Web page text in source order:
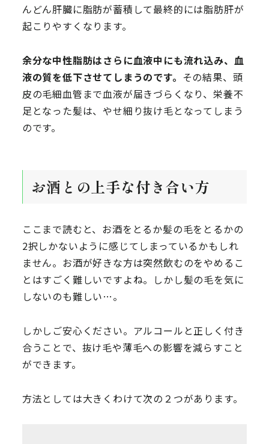
んどん肝臓に脂肪が蓄積して最終的には脂肪肝が
起こりやすくなります。
余分な中性脂肪はさらに血液中にも流れ込み、血
液の質を低下させてしまうのです。 その結果、頭
皮の毛細血管まで血液が届きづらくなり、栄養不
足となった髪は、やせ細り抜け毛となってしまう
のです。
お酒との上手な付き合い方
ここまで読むと、お酒をとるか髪の毛をとるかの
2択しかないように感じてしまっているかもしれ
ません。お酒が好きな方は突然飲むのをやめるこ
とはすごく難しいですよね。しかし髪の毛を気に
しないのも難しい…。
しかしご安心ください。アルコールと正しく付き
合うことで、抜け毛や薄毛への影響を減らすこと
ができます。
方法としては大きくわけて次の２つがあります。